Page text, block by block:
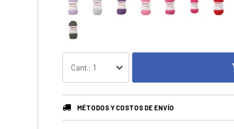
1
MÉTODOS Y COSTOS DE ENVÍO